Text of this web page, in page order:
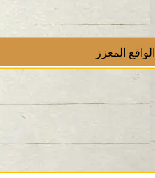
الواقع المعزز